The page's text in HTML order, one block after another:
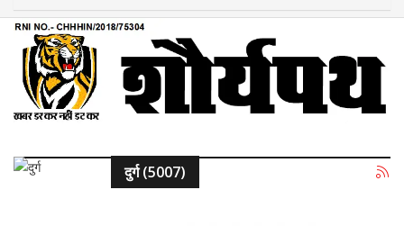
दुर्ग (5007)